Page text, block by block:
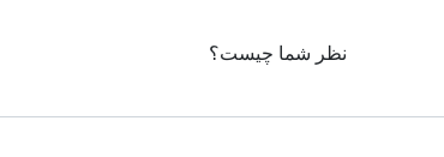
نظر شما چیست؟